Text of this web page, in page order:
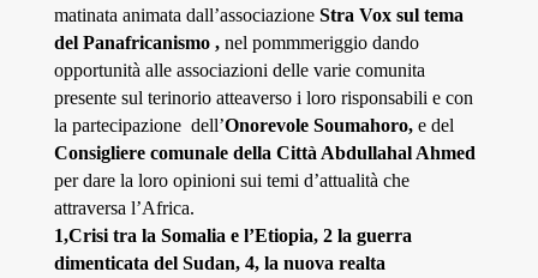
matinata animata dall’associazioneStra Vox sul tema
del Panafricanismo , nel pommmeriggio dando
opportunità alle associazioni delle varie comunita
presente sul terinorio atteaverso i loro risponsabili e con
la partecipazione dell’Onorevole Soumahoro,e del
Consigliere comunale della Città Abdullahal Ahmed
per dare la loro opinioni sui temi d’attualità che
attraversa l’Africa.
1,Crisi tra la Somalia e l’Etiopia, 2 la guerra
dimenticata del Sudan, 4, la nuova realta